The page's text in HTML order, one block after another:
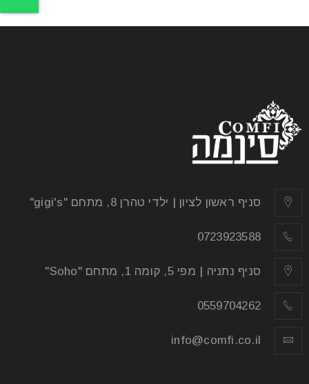
סניף ראשון לציון | ילדי טהרן 8, מתחם "gigi's"
0723923588
סניף נתניה | מפי 5, קומה 1, מתחם "Soho"
0559704262
info@comfi.co.il